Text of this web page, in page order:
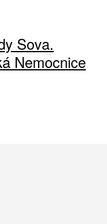
Sova.
Nemocnice